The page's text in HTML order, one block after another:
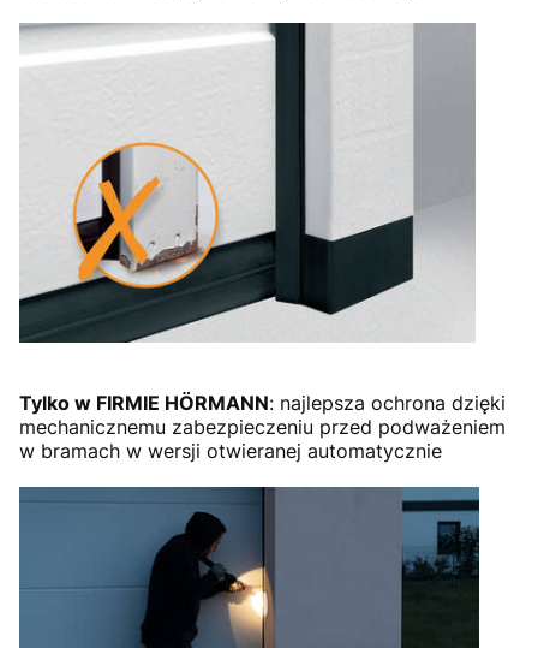
Tylko w FIRMIE HÖRMANN: najlepsza ochrona dzięki
mechanicznemu zabezpieczeniu przed podważeniem
w bramach w wersji otwieranej automatycznie